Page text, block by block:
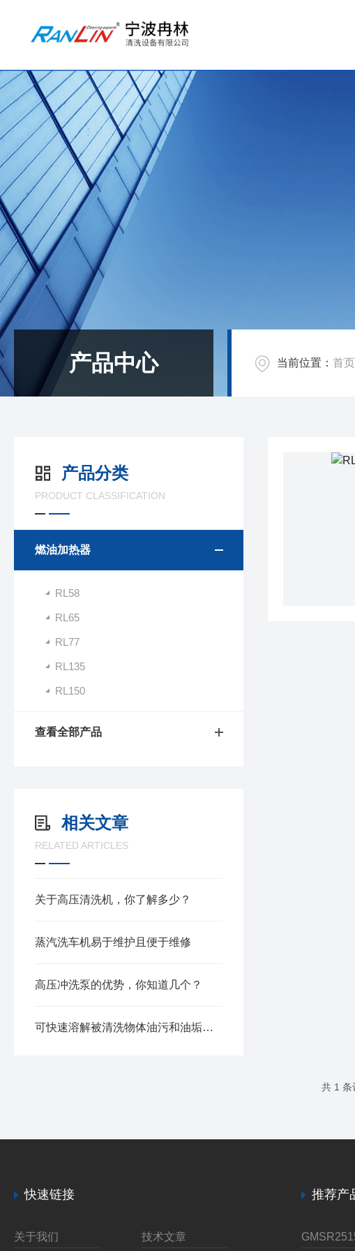
产品中心 当前位置： 首页
产品分类
PRODUCT CLASSIFICATION
燃油加热器
RL58
RL65
RL77
RL135
RL150
查看全部产品
相关文章
RELATED ARTICLES
关于高压清洗机，你了解多少？
蒸汽洗车机易于维护且便于维修
高压冲洗泵的优势，你知道几个？
可快速溶解被清洗物体油污和油垢的“油污冲洗机”
共 1
快速链接
关于我们 技术文章
推荐产